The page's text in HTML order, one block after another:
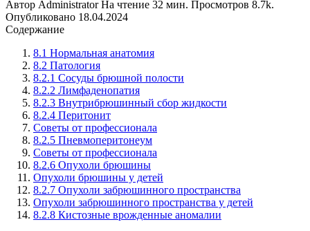
Автор Administrator На чтение 32 мин. Просмотров 8.7k.
Опубликовано 18.04.2024
Содержание
8.1 Нормальная анатомия
8.2 Патология
8.2.1 Сосуды брюшной полости
8.2.2 Лимфаденопатия
8.2.3 Внутрибрюшинный сбор жидкости
8.2.4 Перитонит
Советы от профессионала
8.2.5 Пневмоперитонеум
Советы от профессионала
8.2.6 Опухоли брюшины
Опухоли брюшины у детей
8.2.7 Опухоли забрюшинного пространства
Опухоли забрюшинного пространства у детей
8.2.8 Кистозные врожденные аномалии